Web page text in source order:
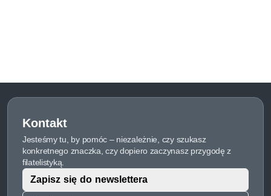
Kontakt
Jesteśmy tu, by pomóc – niezależnie, czy szukasz
konkretnego znaczka, czy dopiero zaczynasz przygodę z
filatelistyką.
Zapisz się do newslettera